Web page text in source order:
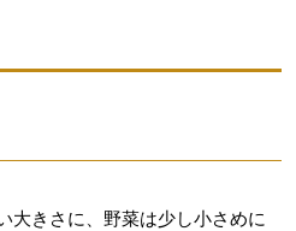
大きさに、野菜は少し小さめに